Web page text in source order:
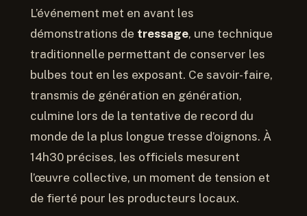
L’événement met en avant les
démonstrations de tressage, une technique
traditionnelle permettant de conserver les
bulbes tout en les exposant. Ce savoir-faire,
transmis de génération en génération,
culmine lors de la tentative de record du
monde de la plus longue tresse d’oignons. À
14h30 précises, les officiels mesurent
l’œuvre collective, un moment de tension et
de fierté pour les producteurs locaux.